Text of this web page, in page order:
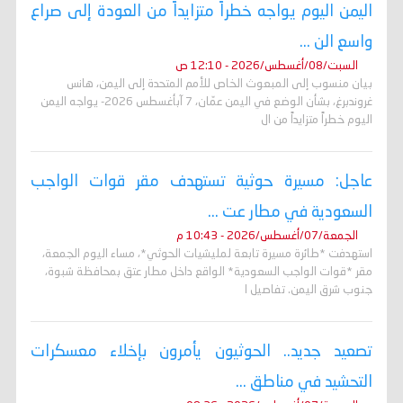
اليمن اليوم يواجه خطراً متزايداً من العودة إلى صراع
واسع الن ...
السبت/08/أغسطس/2026 - 12:10 ص
بيان منسوب إلى المبعوث الخاص للأمم المتحدة إلى اليمن، هانس
غروندبرغ، بشأن الوضع في اليمن عمّان، 7 آبأغسطس 2026- يواجه اليمن
اليوم خطراً متزايداً من ال
عاجل: مسيرة حوثية تستهدف مقر قوات الواجب
السعودية في مطار عت ...
الجمعة/07/أغسطس/2026 - 10:43 م
استهدفت *طائرة مسيرة تابعة لمليشيات الحوثي*، مساء اليوم الجمعة،
مقر *قوات الواجب السعودية* الواقع داخل مطار عتق بمحافظة شبوة،
جنوب شرق اليمن. تفاصيل ا
تصعيد جديد.. الحوثيون يأمرون بإخلاء معسكرات
التحشيد في مناطق ...